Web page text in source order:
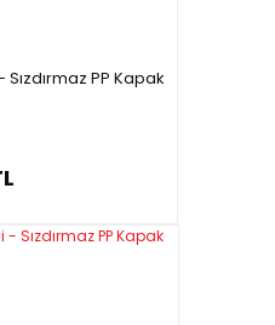
PP Kapak